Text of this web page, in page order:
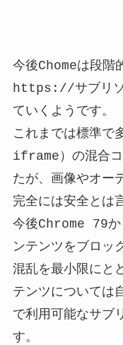
今後Chomeは段
https://サブリソ
ていくようです。
これまでは標準で
iframe）の混合コ
たが、画像やオー
完全には安全とは
今後Chrome 79か
ンテンツをブロッ
混乱を最小限に
テンツについて
で利用可能なサブ
す。